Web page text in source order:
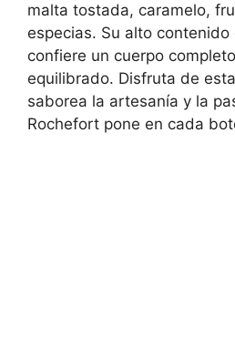
malta tostada, caramelo,
especias. Su alto contenido
confiere un cuerpo
equilibrado. Disfruta de
saborea la artesanía y la
Rochefort pone en cada